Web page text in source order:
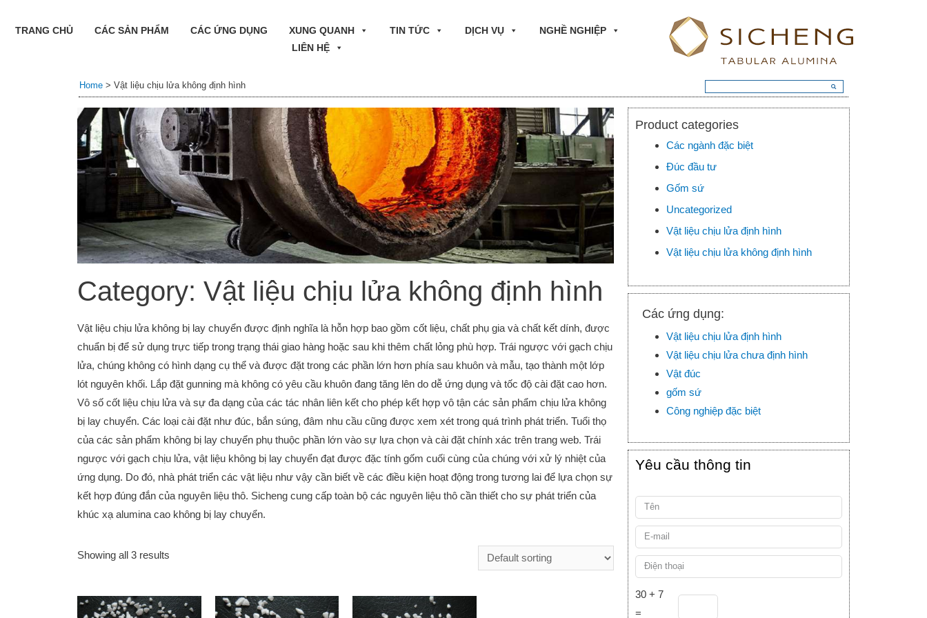
TRANG CHỦ CÁC SẢN PHẨM CÁC ỨNG DỤNG XUNG QUANH TIN TỨC DỊCH VỤ
NGHỀ NGHIỆP
LIÊN HỆ
Home >Vật liệu chịu lửa không định hình
Category: Vật liệu chịu lửa không định hình
Vật liệu chịu lửa không bị lay chuyển được định nghĩa là hỗn hợp bao gồm cốt liệu, chất phụ gia và chất kết dính, được
chuẩn bị để sử dụng trực tiếp trong trạng thái giao hàng hoặc sau khi thêm chất lỏng phù hợp. Trái ngược với gạch chịu
lửa, chúng không có hình dạng cụ thể và được đặt trong các phần lớn hơn phía sau khuôn và mẫu, tạo thành một lớp
lót nguyên khối. Lắp đặt gunning mà không có yêu cầu khuôn đang tăng lên do dễ ứng dụng và tốc độ cài đặt cao hơn.
Vô số cốt liệu chịu lửa và sự đa dạng của các tác nhân liên kết cho phép kết hợp vô tận các sản phẩm chịu lửa không
bị lay chuyển. Các loại cài đặt như đúc, bắn súng, đâm nhu cầu cũng được xem xét trong quá trình phát triển. Tuổi thọ
của các sản phẩm không bị lay chuyển phụ thuộc phần lớn vào sự lựa chọn và cài đặt chính xác trên trang web. Trái
ngược với gạch chịu lửa, vật liệu không bị lay chuyển đạt được đặc tính gốm cuối cùng của chúng với xử lý nhiệt của
ứng dụng. Do đó, nhà phát triển các vật liệu như vậy cần biết về các điều kiện hoạt động trong tương lai để lựa chọn sự
kết hợp đúng đắn của nguyên liệu thô. Sicheng cung cấp toàn bộ các nguyên liệu thô cần thiết cho sự phát triển của
khúc xạ alumina cao không bị lay chuyển.
Showing all 3 results
Product categories
Các ngành đặc biệt
Đúc đầu tư
Gốm sứ
Uncategorized
Vật liệu chịu lửa định hình
Vật liệu chịu lửa không định hình
Các ứng dụng:
Vật liệu chịu lửa định hình
Vật liệu chịu lửa chưa định hình
Vật đúc
gốm sứ
Công nghiệp đặc biệt
Yêu cầu thông tin
30 + 7
=